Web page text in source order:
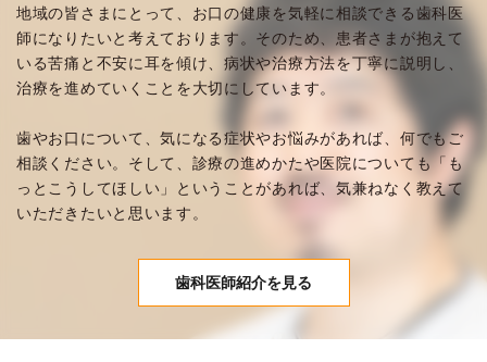
地域の皆さまにとって、お口の健康を気軽に相談できる歯科医
師になりたいと考えております。そのため、患者さまが抱えて
いる苦痛と不安に耳を傾け、病状や治療方法を丁寧に説明し、
治療を進めていくことを大切にしています。
歯やお口について、気になる症状やお悩みがあれば、何でもご
相談ください。そして、診療の進めかたや医院についても「も
っとこうしてほしい」ということがあれば、気兼ねなく教えて
いただきたいと思います。
歯科医師紹介を見る